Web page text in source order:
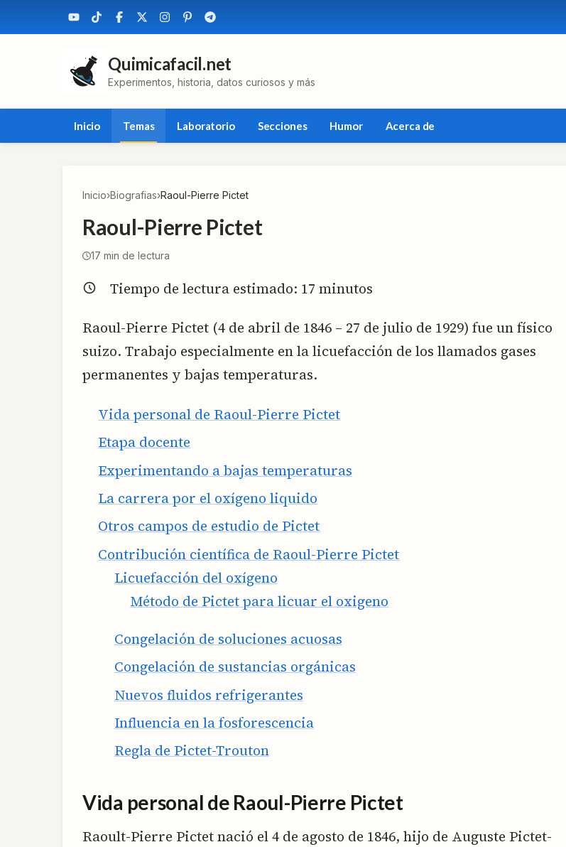
Quimicafacil.net
Experimentos, historia, datos curiosos y más
Inicio Temas Laboratorio Secciones Humor Acerca de
Inicio›Biografias›Raoul-Pierre Pictet
Raoul-Pierre Pictet
17 min de lectura
Tiempo de lectura estimado: 17 minutos
Raoul-Pierre Pictet (4 de abril de 1846 – 27 de julio de 1929) fue un físico
suizo. Trabajo especialmente en la licuefacción de los llamados gases
permanentes y bajas temperaturas.
Vida personal de Raoul-Pierre Pictet
Etapa docente
Experimentando a bajas temperaturas
La carrera por el oxígeno liquido
Otros campos de estudio de Pictet
Contribución científica de Raoul-Pierre Pictet
Licuefacción del oxígeno
Método de Pictet para licuar el oxigeno
Congelación de soluciones acuosas
Congelación de sustancias orgánicas
Nuevos fluidos refrigerantes
Influencia en la fosforescencia
Regla de Pictet-Trouton
Vida personal de Raoul-Pierre Pictet
Raoult-Pierre Pictet nació el 4 de agosto de 1846, hijo de Auguste Pictet-